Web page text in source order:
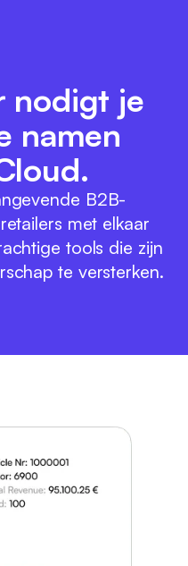
nodigt je
namen
B2B-
met elkaar
tools die zijn
te versterken.